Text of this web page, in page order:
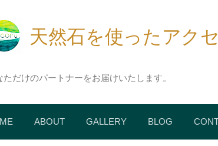
天然石を使ったアクセ
ただけのパートナーをお届けいたします。
ABOUT GALLERY BLOG